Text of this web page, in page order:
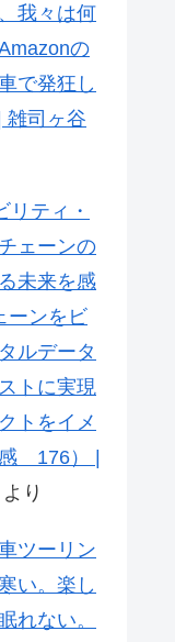
我々は何
の
で発狂し
司ヶ谷
ティ・
ェーンの
未来を感
ーンをビ
ルデータ
トに実現
トをイメ
感 176） |
より
ツーリン
い。楽し
れない。